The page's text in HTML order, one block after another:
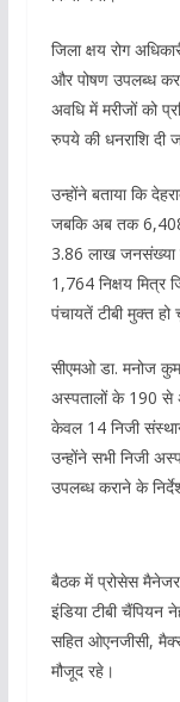
जिला क्षय रोग
और पोषण उपलब्ध
अवधि में मरीजों को
रुपये की धनराशि दी
उन्होंने बताया कि
जबकि अब तक 6,408
3.86 लाख जनसंख्या
1,764 निक्षय मित्र
पंचायतें टीबी मुक्त हो
सीएमओ डा. मनोज
अस्पतालों के 190 से
केवल 14 निजी
उन्होंने सभी निजी
उपलब्ध कराने के
बैठक में प्रोसेस
इंडिया टीबी चैंपियन
सहित ओएनजीसी,
मौजूद रहे।